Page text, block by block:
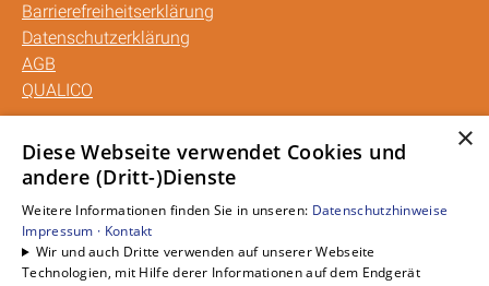
Barrierefreiheitserklärung
Datenschutzerklärung
AGB
QUALICO
Unsere Bereiche
Privatkunden
Gewerbekunden
Karriere
Unternehmen
×
Diese Webseite verwendet Cookies und
andere (Dritt-)Dienste
Weitere Informationen finden Sie in unseren: Datenschutzhinweise
Impressum · Kontakt
Wir und auch Dritte verwenden auf unserer Webseite
Technologien, mit Hilfe derer Informationen auf dem Endgerät